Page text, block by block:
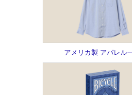
アメリカ製 アパレル